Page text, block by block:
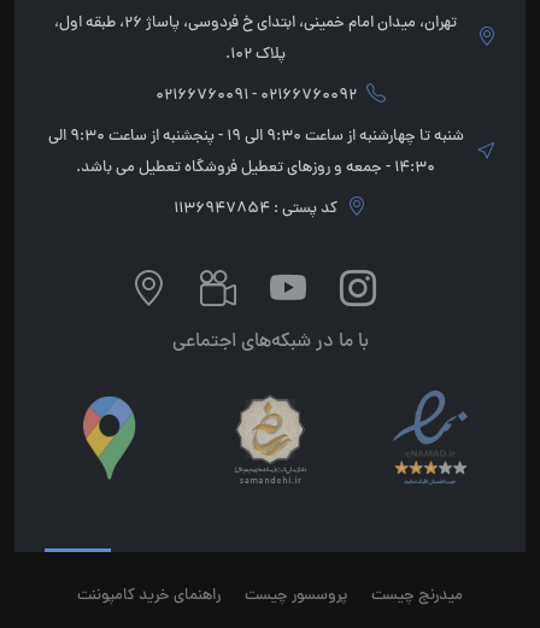
تهران، میدان امام خمینی، ابتدای خ فردوسی، پاساژ 26، طبقه اول،
پلاک 102.
02166760092 - 02166760091
شنبه تا چهارشنبه از ساعت 9:30 الی 19 - پنجشنبه از ساعت 9:30 الی
14:30 - جمعه و روزهای تعطیل فروشگاه تعطیل می باشد.
کد پستی : 1136947854
با ما در شبکه‌های اجتماعی
میدرنج چیست پروسسور چیست راهنمای خرید کامپوننت